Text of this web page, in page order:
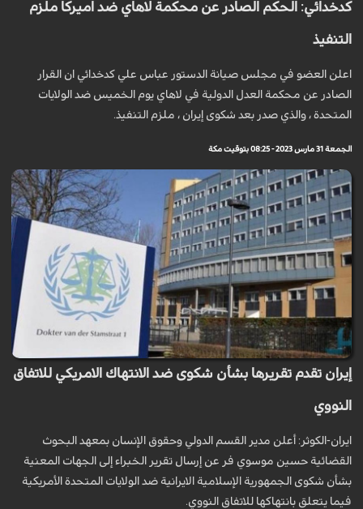
كدخدائي: الحكم الصادر عن محكمة لاهاي ضد اميركا ملزم
التنفيذ
اعلن العضو في مجلس صيانة الدستور عباس علي كدخدائي ان القرار
الصادر عن محكمة العدل الدولية في لاهاي يوم الخميس ضد الولايات
المتحدة ، والذي صدر بعد شكوى إيران ، ملزم التنفيذ.
الجمعة 31 مارس 2023 - 08:25 بتوقيت مكة
إيران تقدم تقريرها بشأن شكوى ضد الانتهاك الامريكي للاتفاق
النووي
ايران-الكوثر: أعلن مدير القسم الدولي وحقوق الإنسان بمعهد البحوث
القضائية حسين موسوي فر عن إرسال تقرير الخبراء إلى الجهات المعنیة
بشأن شكوى الجمهورية الإسلامية الایرانیة ضد الولايات المتحدة الأمريكية
فيما يتعلق بانتهاكها للاتفاق النووي.